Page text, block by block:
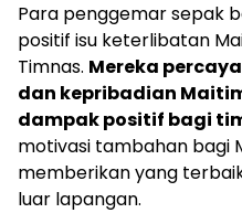
Para penggemar sepak
positif isu keterlibatan
Timnas. Mereka
dan kepribadian
dampak positif bagi
motivasi tambahan bagi
memberikan yang
luar lapangan.